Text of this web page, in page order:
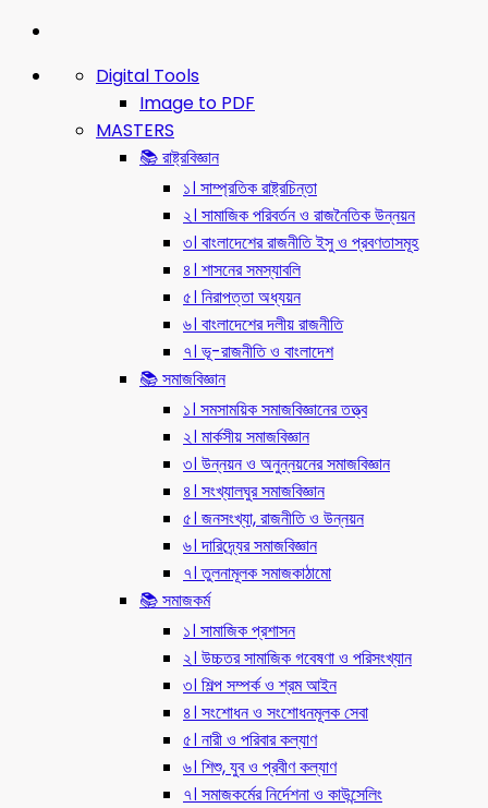
Digital Tools
Image to PDF
MASTERS
📚 রাষ্ট্রবিজ্ঞান
১। সাম্প্রতিক রাষ্ট্রচিন্তা
২। সামাজিক পরিবর্তন ও রাজনৈতিক উন্নয়ন
৩। বাংলাদেশের রাজনীতি ইসু ও প্রবণতাসমূহ
৪। শাসনের সমস্যাবলি
৫। নিরাপত্তা অধ্যয়ন
৬। বাংলাদেশের দলীয় রাজনীতি
৭। ভূ-রাজনীতি ও বাংলাদেশ
📚 সমাজবিজ্ঞান
১। সমসাময়িক সমাজবিজ্ঞানের তত্ত্ব
২। মার্কসীয় সমাজবিজ্ঞান
৩। উন্নয়ন ও অনুন্নয়নের সমাজবিজ্ঞান
৪। সংখ্যালঘুর সমাজবিজ্ঞান
৫। জনসংখ্যা, রাজনীতি ও উন্নয়ন
৬। দারিদ্র্যের সমাজবিজ্ঞান
৭। তুলনামূলক সমাজকাঠামো
📚 সমাজকর্ম
১। সামাজিক প্রশাসন
২। উচ্চতর সামাজিক গবেষণা ও পরিসংখ্যান
৩। শিল্প সম্পর্ক ও শ্রম আইন
৪। সংশোধন ও সংশোধনমূলক সেবা
৫। নারী ও পরিবার কল্যাণ
৬। শিশু, যুব ও প্রবীণ কল্যাণ
৭। সমাজকর্মের নির্দেশনা ও কাউন্সেলিং